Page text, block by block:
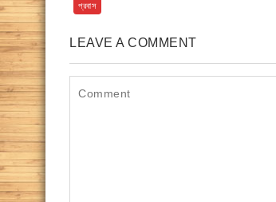
প্রবাস
LEAVE A COMMENT